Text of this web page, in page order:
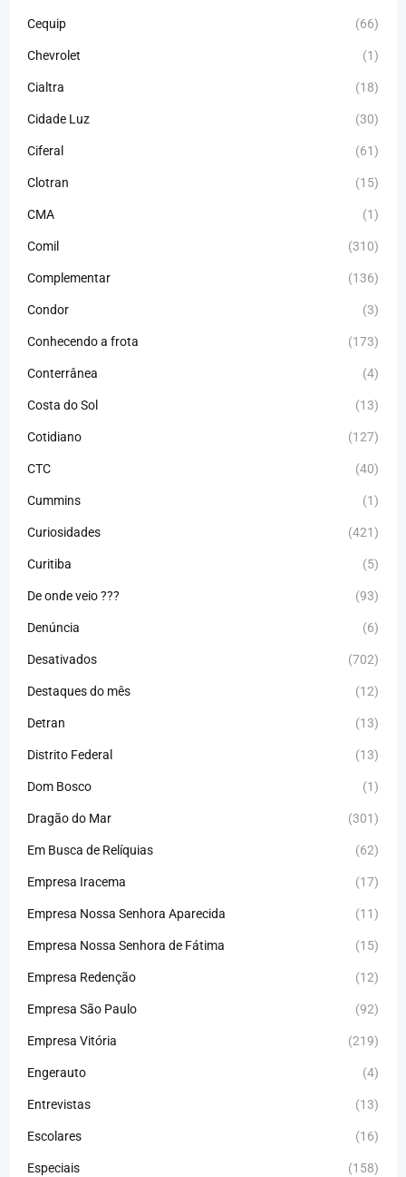
Cequip (66)
Chevrolet (1)
Cialtra (18)
Cidade Luz (30)
Ciferal (61)
Clotran (15)
CMA (1)
Comil (310)
Complementar (136)
Condor (3)
Conhecendo a frota (173)
Conterrânea (4)
Costa do Sol (13)
Cotidiano (127)
CTC (40)
Cummins (1)
Curiosidades (421)
Curitiba (5)
De onde veio ??? (93)
Denúncia (6)
Desativados (702)
Destaques do mês (12)
Detran (13)
Distrito Federal (13)
Dom Bosco (1)
Dragão do Mar (301)
Em Busca de Relíquias (62)
Empresa Iracema (17)
Empresa Nossa Senhora Aparecida (11)
Empresa Nossa Senhora de Fátima (15)
Empresa Redenção (12)
Empresa São Paulo (92)
Empresa Vitória (219)
Engerauto (4)
Entrevistas (13)
Escolares (16)
Especiais (158)